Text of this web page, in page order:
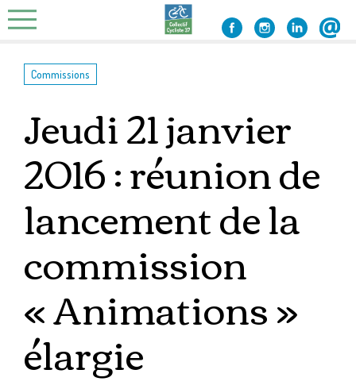
Skip
to
Commissions
Jeudi 21 janvier
2016 : réunion de
lancement de la
commission
« Animations »
élargie